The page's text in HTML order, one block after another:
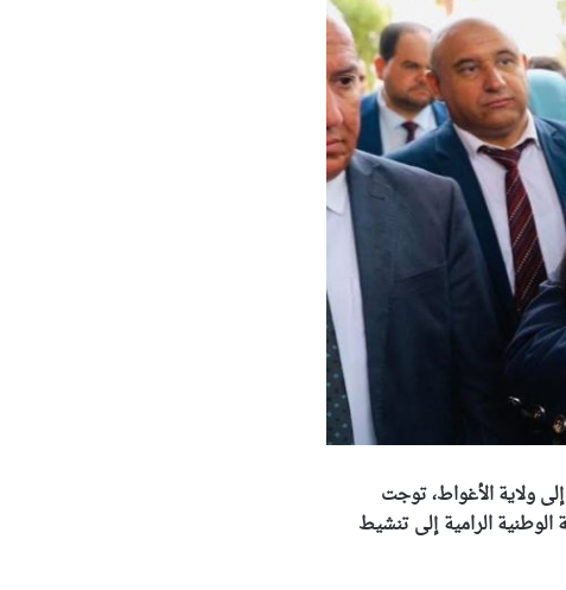
ولاية الأغواط، توجت
الوطنية الرامية إلى تنشيط